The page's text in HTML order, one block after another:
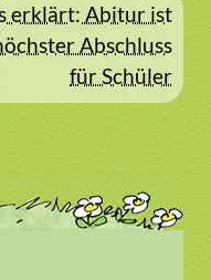
erklärt: Abitur ist
Abschluss
für Schüler